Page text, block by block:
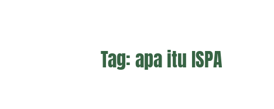
Tag:apa itu ISPA